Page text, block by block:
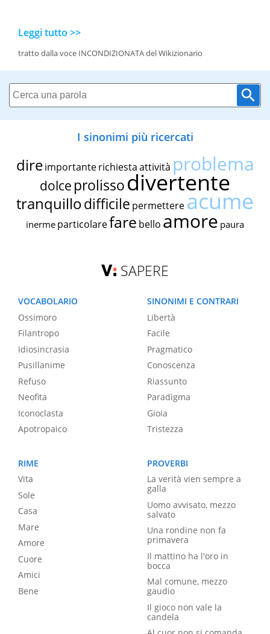
Leggi tutto >>
tratto dalla voce INCONDIZIONATA del Wikizionario
I sinonimi più ricercati
dire importante richiestaattività problema
dolce prolissodivertente
tranquillodifficile permettereacume
inerme particolarefare bello amore paura
SAPERE
VOCABOLARIO
Ossimoro
Filantropo
Idiosincrasia
Pusillanime
Refuso
Neofita
Iconoclasta
Apotropaico
SINONIMI E CONTRARI
Libertà
Facile
Pragmatico
Conoscenza
Riassunto
Paradigma
Gioia
Tristezza
RIME
Vita
Sole
Casa
Mare
Amore
Cuore
Amici
Bene
PROVERBI
La verità vien sempre a
galla
Uomo avvisato, mezzo
salvato
Una rondine non fa
primavera
Il mattino ha l'oro in
bocca
Mal comune, mezzo
gaudio
Il gioco non vale la
candela